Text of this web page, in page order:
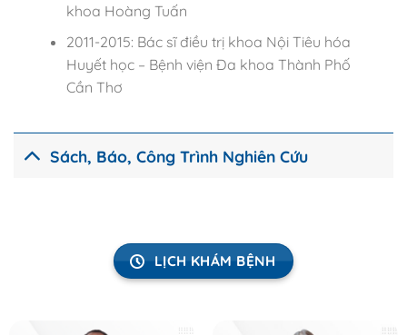
khoa Hoàng Tuấn
2011-2015: Bác sĩ điều trị khoa Nội Tiêu hóa
Huyết học – Bệnh viện Đa khoa Thành Phố
Cần Thơ
Sách, Báo, Công Trình Nghiên Cứu
LỊCH KHÁM BỆNH